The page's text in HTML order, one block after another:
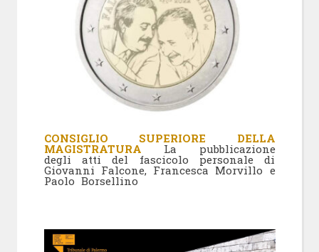
CONSIGLIO SUPERIORE DELLA
MAGISTRATURA La pubblicazione
degli atti del fascicolo personale di
Giovanni Falcone, Francesca Morvillo e
Paolo Borsellino